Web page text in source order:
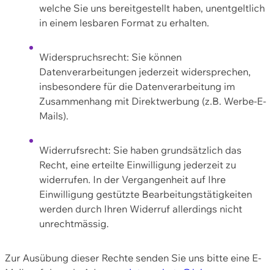
welche Sie uns bereitgestellt haben, unentgeltlich
in einem lesbaren Format zu erhalten.
Widerspruchsrecht: Sie können
Datenverarbeitungen jederzeit widersprechen,
insbesondere für die Datenverarbeitung im
Zusammenhang mit Direktwerbung (z.B. Werbe-E-
Mails).
Widerrufsrecht: Sie haben grundsätzlich das
Recht, eine erteilte Einwilligung jederzeit zu
widerrufen. In der Vergangenheit auf Ihre
Einwilligung gestützte Bearbeitungstätigkeiten
werden durch Ihren Widerruf allerdings nicht
unrechtmässig.
Zur Ausübung dieser Rechte senden Sie uns bitte eine E-